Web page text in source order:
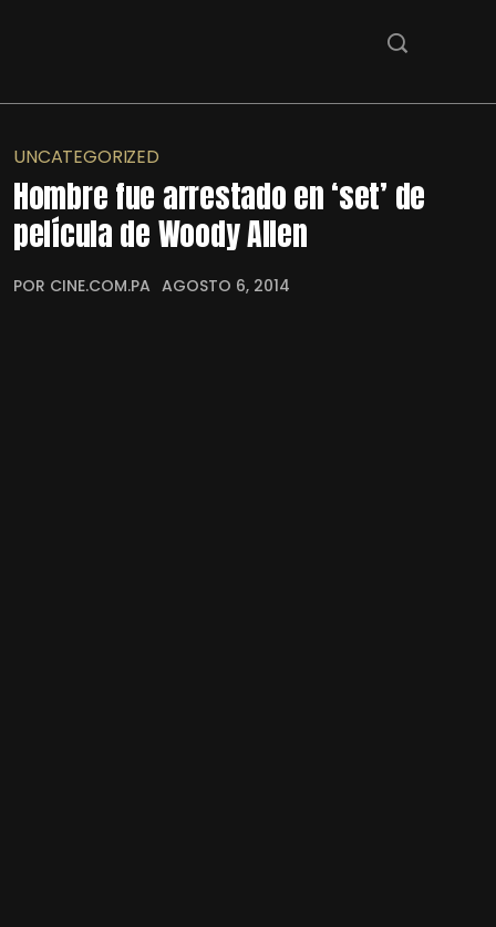
UNCATEGORIZED
Hombre fue arrestado en ‘set’ de
película de Woody Allen
POR CINE.COM.PA AGOSTO 6, 2014